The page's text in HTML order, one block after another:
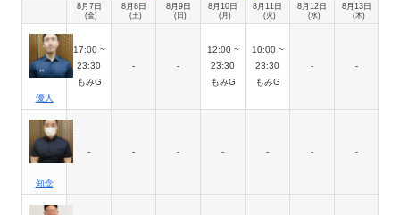
8月7日
(金)
8月8日
(土)
8月9日
(日)
8月10日
(月)
8月11日
(火)
8月12日
(水)
8月13日
(木)
優人
17:00 ~
23:30
もみG
- -
12:00 ~
23:30
もみG
10:00 ~
23:30
もみG
- -
知念
- - - - - - -